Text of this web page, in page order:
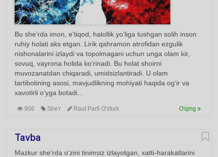
Bu she’rda imon, e’tiqod, halollik yo‘liga tushgan solih inson
ruhiy holati aks etgan. Lirik qahramon atrofidan ezgulik
nishonalarini izlaydi va topolmagani uchun unga olam kir,
sovuq, vayrona holida ko‘rinadi. Bu holat shoirni
muvozanatdan chiqaradi, umidsizlantiradi. U olam
tartibotining asosi, mavjudlikning mohiyati haqida og‘ir va
xavotirli o‘yga botadi...
906 She'r Rauf Parfi O'zturk O'qing
Tavba
Mazkur she'rda o‘zini tinimsiz izlayotgan, xatti-harakatlarini